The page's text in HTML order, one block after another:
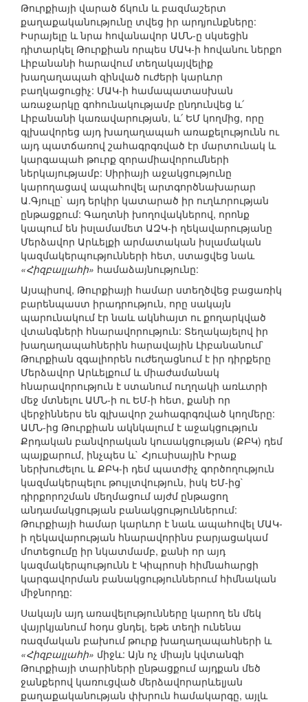
Թուրքիայի վարած ճկուն և բազմաշերտ
քաղաքականությունը տվեց իր արդյունքները:
Իսրայելը և նրա հովանավոր ԱՄՆ-ը սկսեցին
դիտարկել Թուրքիան որպես ՄԱԿ-ի հովանու ներքո
Լիբանանի հարավում տեղակայվելիք
խաղաղապահ զինված ուժերի կարևոր
բաղկացուցիչ: ՄԱԿ-ի համապատասխան
առաջարկը գոհունակությամբ ընդունվեց և՛
Լիբանանի կառավարության, և՛ ԵՄ կողմից, որը
գլխավորեց այդ խաղաղապահ առաքելությունն ու
այդ պատճառով շահագրգռված էր մարտունակ և
կարգապահ թուրք զորամիավորումների
ներկայությամբ: Սիրիայի աջակցությունը
կարողացավ ապահովել արտգործնախարար
Ա.Գյուլը` այդ երկիր կատարած իր ուղևորության
ընթացքում: Գաղտնի խողովակներով, որոնք
կապում են իսլամամետ ԱԶԿ-ի ղեկավարությանը
Մերձավոր Արևելքի արմատական իսլամական
կազմակերպությունների հետ, ստացվեց նաև
«Հիզբալլահի» համաձայնությունը:
Այսպիսով, Թուրքիայի համար ստեղծվեց բացառիկ
բարենպաստ իրադրություն, որը սակայն
պարունակում էր նաև ակնհայտ ու քողարկված
վտանգների հնարավորություն: Տեղակայելով իր
խաղաղապահներին հարավային Լիբանանում`
Թուրքիան զգալիորեն ուժեղացնում է իր դիրքերը
Մերձավոր Արևելքում և միաժամանակ
հնարավորություն է ստանում ուղղակի առևտրի
մեջ մտնելու ԱՄՆ-ի ու ԵՄ-ի հետ, քանի որ
վերջիններս են գլխավոր շահագրգռված կողմերը:
ԱՄՆ-ից Թուրքիան ակնկալում է աջակցություն
Քրդական բանվորական կուսակցության (ՔԲԿ) դեմ
պայքարում, ինչպես և` Հյուսիսային Իրաք
ներխուժելու և ՔԲԿ-ի դեմ պատժիչ գործողություն
կազմակերպելու թույլտվություն, իսկ ԵՄ-ից`
դիրքորոշման մեղմացում այժմ ընթացող
անդամակցության բանակցություններում:
Թուրքիայի համար կարևոր է նաև ապահովել ՄԱԿ-
ի ղեկավարության հնարավորինս բարյացակամ
մոտեցումը իր նկատմամբ, քանի որ այդ
կազմակերպությունն է Կիպրոսի հիմնահարցի
կարգավորման բանակցություններում հիմնական
միջնորդը:
Սակայն այդ առավելությունները կարող են մեկ
վայրկյանում հօդս ցնդել, եթե տեղի ունենա
ռազմական բախում թուրք խաղաղապահների և
«Հիզբալլահի» միջև: Այն ոչ միայն կվտանգի
Թուրքիայի տարիների ընթացքում այդքան մեծ
ջանքերով կառուցված մերձավորարևելյան
քաղաքականության փխրուն համակարգը, այլև